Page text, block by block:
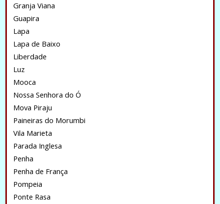
Granja Viana
Guapira
Lapa
Lapa de Baixo
Liberdade
Luz
Mooca
Nossa Senhora do Ó
Mova Piraju
Paineiras do Morumbi
Vila Marieta
Parada Inglesa
Penha
Penha de França
Pompeia
Ponte Rasa